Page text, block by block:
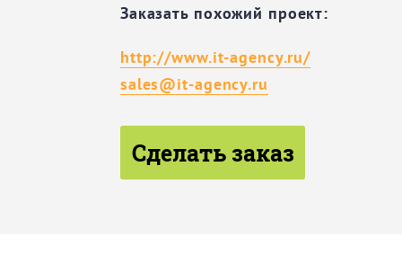
Заказать похожий проект:
http://www.it-agency.ru/
sales@it-agency.ru
Сделать заказ